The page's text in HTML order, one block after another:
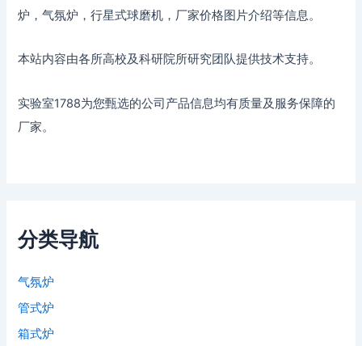
炉，气氛炉，行星式球磨机，厂家价格图片介绍等信息。
本站内容由各所高校及科研院所研究团队提供技术支持。
实验室1788为您甄选的公司产品信息均有质量及服务保障的
厂家。
分类导航
气氛炉
管式炉
箱式炉